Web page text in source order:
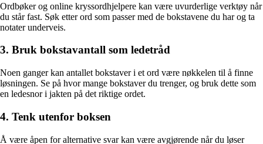
Ordbøker og online kryssordhjelpere kan være uvurderlige verktøy når
du står fast. Søk etter ord som passer med de bokstavene du har og ta
notater underveis.
3. Bruk bokstavantall som ledetråd
Noen ganger kan antallet bokstaver i et ord være nøkkelen til å finne
løsningen. Se på hvor mange bokstaver du trenger, og bruk dette som
en ledesnor i jakten på det riktige ordet.
4. Tenk utenfor boksen
Å være åpen for alternative svar kan være avgjørende når du løser